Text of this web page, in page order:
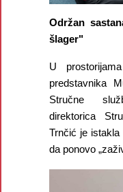
Održan
šlager"
U
predstavnika
Stručne
direktorica
Trnčić je
da ponovo